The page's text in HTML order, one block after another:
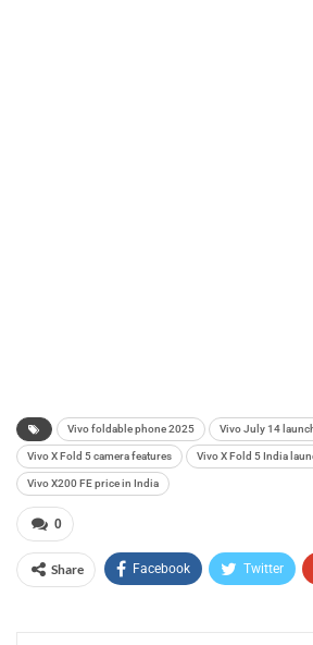
Vivo foldable phone 2025 Vivo July 14
Vivo X Fold 5 camera features Vivo X Fold 5 India
Vivo X200 FE price in India
0
Share Facebook Twitter